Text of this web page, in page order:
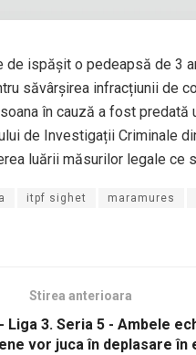
de ispășit o pedeapsă de 3
săvârșirea infracțiunii de
în cauză a fost predată
de Investigații Criminale
luării măsurilor legale ce
itpf sighet maramures
Stirea anterioara
Liga 3. Seria 5 - Ambele
vor juca în deplasare în